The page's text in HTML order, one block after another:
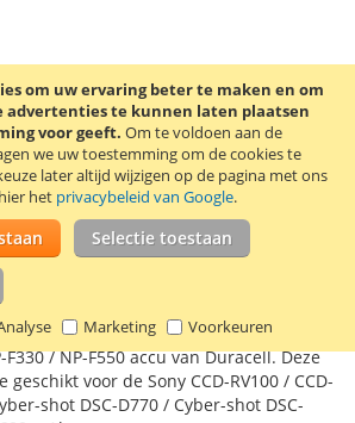
om uw ervaring beter te maken en om
advertenties te kunnen laten plaatsen
voor geeft. Om te voldoen aan de
we uw toestemming om de cookies te
later altijd wijzigen op de pagina met ons
het privacybeleid van Google.
Selectie toestaan
Marketing Voorkeuren
In Winkelwagen
TOE AAN VERLANGLIJST
OM TE VERGELIJKEN
/ NP-F550 accu van Duracell. Deze
voor de Sony CCD-RV100 / CCD-
shot DSC-D770 / Cyber-shot DSC-